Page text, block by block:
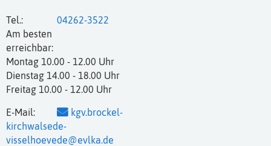
Tel.:
04262-3522
Am besten
erreichbar:
Montag 10.00 - 12.00 Uhr
Dienstag 14.00 - 18.00 Uhr
Freitag 10.00 - 12.00 Uhr
E-Mail:
kgv.brockel-
kirchwalsede-
visselhoevede@evlka.de